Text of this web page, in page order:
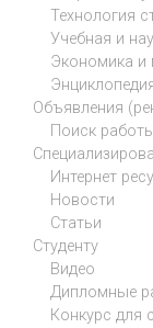
Технология
Учебная и
Экономика и
Объявления
Поиск
Интернет
Новости
Статьи
Студенту
Видео
Дипломные
Конкурс для